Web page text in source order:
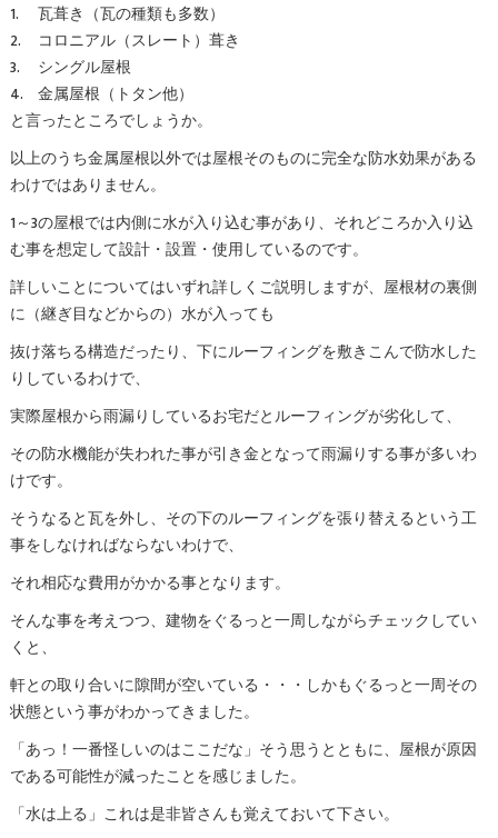
瓦葺き（瓦の種類も多数）
コロニアル（スレート）葺き
シングル屋根
金属屋根（トタン他）
と言ったところでしょうか。
以上のうち金属屋根以外では屋根そのものに完全な防水効果がある
わけではありません。
1～3の屋根では内側に水が入り込む事があり、それどころか入り込
む事を想定して設計・設置・使用しているのです。
詳しいことについてはいずれ詳しくご説明しますが、屋根材の裏側
に（継ぎ目などからの）水が入っても
抜け落ちる構造だったり、下にルーフィングを敷きこんで防水した
りしているわけで、
実際屋根から雨漏りしているお宅だとルーフィングが劣化して、
その防水機能が失われた事が引き金となって雨漏りする事が多いわ
けです。
そうなると瓦を外し、その下のルーフィングを張り替えるという工
事をしなければならないわけで、
それ相応な費用がかかる事となります。
そんな事を考えつつ、建物をぐるっと一周しながらチェックしてい
くと、
軒との取り合いに隙間が空いている・・・しかもぐるっと一周その
状態という事がわかってきました。
「あっ！一番怪しいのはここだな」そう思うとともに、屋根が原因
である可能性が減ったことを感じました。
「水は上る」これは是非皆さんも覚えておいて下さい。